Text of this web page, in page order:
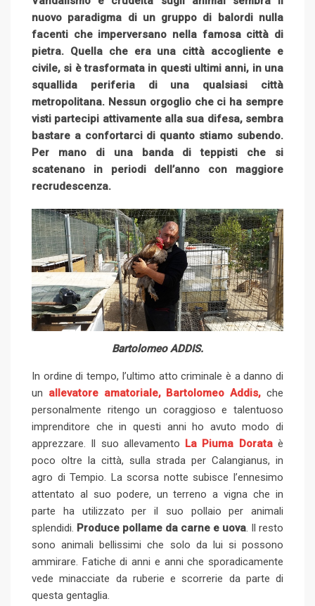
+
n
e
U
p
o
n
e
s
t
i
t
e
v
i
a
E
m
a
i
t
nuovo paradigma di un gruppo di balordi nulla
facenti che imperversano nella famosa città di
pietra. Quella che era una città accogliente e
civile, si è trasformata in questi ultimi anni, in una
squallida periferia di una qualsiasi città
metropolitana. Nessun orgoglio che ci ha sempre
visti partecipi attivamente alla sua difesa, sembra
bastare a confortarci di quanto stiamo subendo.
Per mano di una banda di teppisti che si
scatenano in periodi dell’anno con maggiore
recrudescenza.
Bartolomeo ADDIS.
In ordine di tempo, l’ultimo atto criminale è a danno di
un allevatore amatoriale, Bartolomeo Addis, che
personalmente ritengo un coraggioso e talentuoso
imprenditore che in questi anni ho avuto modo di
apprezzare. Il suo allevamento La Piuma Dorata è
poco oltre la città, sulla strada per Calangianus, in
agro di Tempio. La scorsa notte subisce l’ennesimo
attentato al suo podere, un terreno a vigna che in
parte ha utilizzato per il suo pollaio per animali
splendidi. Produce pollame da carne e uova . Il resto
sono animali bellissimi che solo da lui si possono
ammirare. Fatiche di anni e anni che sporadicamente
vede minacciate da ruberie e scorrerie da parte di
questa gentaglia.